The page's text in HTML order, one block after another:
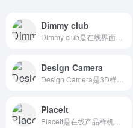
Dimmy club
Design Camera
Placeit